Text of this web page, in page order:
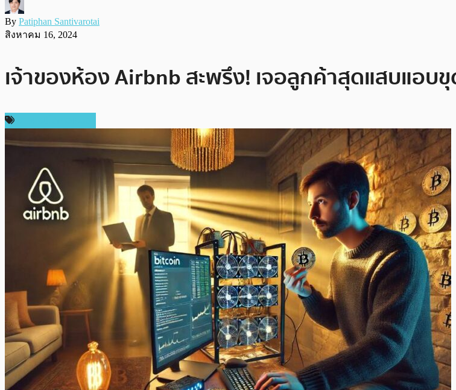
By Patiphan Santivarotai
สิงหาคม 16, 2024
เจ้าของห้อง Airbnb สะพรึง! เจอลูกค้าสุดแสบแอบ